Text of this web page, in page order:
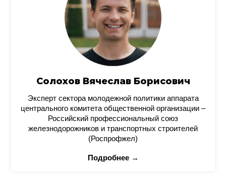
Солохов Вячеслав Борисович
Эксперт сектора молодежной политики аппарата
центрального комитета общественной организации –
Российский профессиональный союз
железнодорожников и транспортных строителей
(Роспрофжел)
Подробнее →